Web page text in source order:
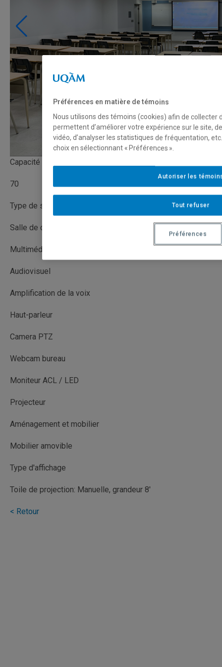
Capacité
70
Type de salle
Salle de cours
Multimédia avec captation (MMC)
Audiovisuel
Amplification de la voix
Haut-parleur
Camera PTZ
Webcam bureau
Moniteur ACL / LED
Projecteur
Aménagement et mobilier
Mobilier amovible
Type d'affichage
Toile de projection: Manuelle, grandeur 8'
< Retour
Préférences en matière de témoins
Nous utilisons des témoins (cookies) afin de collecter
permettent d’améliorer votre expérience sur le site,
vidéo, d’analyser les statistiques de fréquentation,
choix en sélectionnant « Préférences ».
Tout refuser
Autoriser les
Préférences